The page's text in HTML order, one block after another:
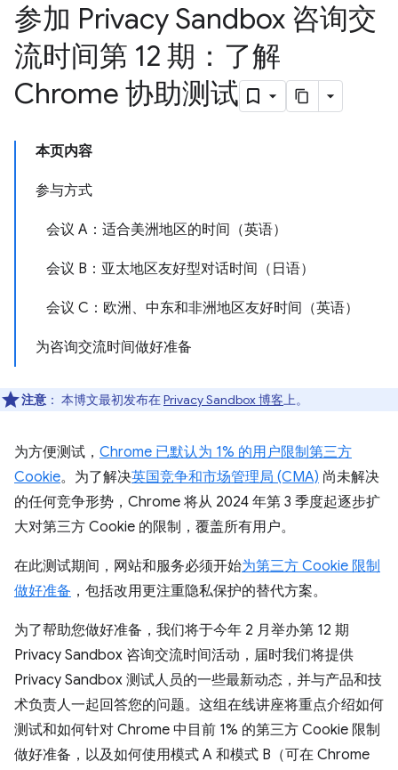
参加 Privacy Sandbox 咨询交
流时间第 12 期：了解
Chrome 协助测试
本页内容
参与方式
会议 A：适合美洲地区的时间（英语）
会议 B：亚太地区友好型对话时间（日语）
会议 C：欧洲、中东和非洲地区友好时间（英语）
为咨询交流时间做好准备
注意 ： 本博文最初发布在Privacy Sandbox 博客上。
为方便测试， Chrome 已默认为 1% 的用户限制第三方
Cookie。为了解决英国竞争和市场管理局 (CMA) 尚未解决
的任何竞争形势，Chrome 将从 2024 年第 3 季度起逐步扩
大对第三方 Cookie 的限制，覆盖所有用户。
在此测试期间，网站和服务必须开始为第三方 Cookie 限制
做好准备 ，包括改用更注重隐私保护的替代方案。
为了帮助您做好准备，我们将于今年 2 月举办第 12 期
Privacy Sandbox 咨询交流时间活动，届时我们将提供
Privacy Sandbox 测试人员的一些最新动态，并与产品和技
术负责人一起回答您的问题。这组在线讲座将重点介绍如何
测试和如何针对 Chrome 中目前 1% 的第三方 Cookie 限制
做好准备，以及如何使用模式 A 和模式 B（可在 Chrome